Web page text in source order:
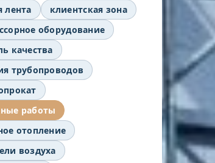
лента
клиентская зона
оборудование
качества
трубопроводов
работы
отопление
воздуха